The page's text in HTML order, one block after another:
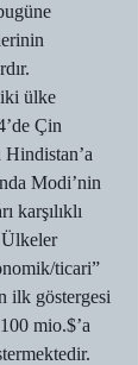
iki ülke
Çin
Modi’nin
karşılıklı
Ülkeler
ticari”
ilk göstergesi
mio.$’a